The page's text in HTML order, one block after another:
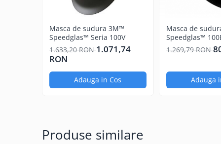
Cleme de prindere, Clesti &
Cleme Fixare
Magneti pozitionare
Echipamente de protectie
Consumabile masti de sudura
Manusi de lucru
Masca de sudura 3M™
Speedglas™ Seria 100V
1.633,20 RON1.071,74
RON
Adauga in Cos
Masca de
Speedglas™
1.269,79 RON
Adauga
Produse similare